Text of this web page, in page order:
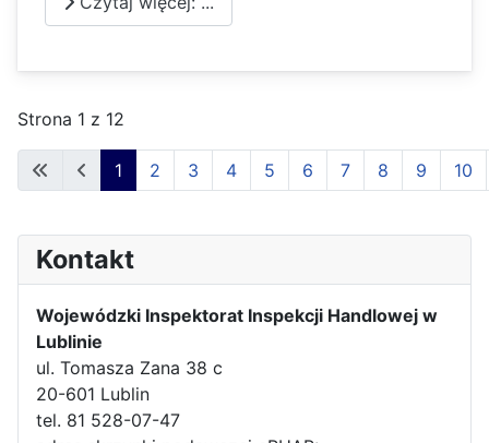
Strona 1 z 12
1 2 3 4 5 6 7 8 9 10
Kontakt
Wojewódzki Inspektorat Inspekcji Handlowej w
Lublinie
ul. Tomasza Zana 38 c
20-601 Lublin
tel. 81 528-07-47